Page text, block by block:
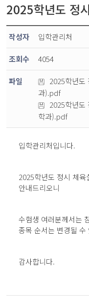
2025학년도 정
작성자 입학관리처
조회수 4054
파일
2025학년도
과).pdf
2025학년도
학과).pdf
입학관리처입니다.
2025학년도 정시 체육
안내드리오니
수험생 여러분께서는
종목 순서는 변경될 수
감사합니다.